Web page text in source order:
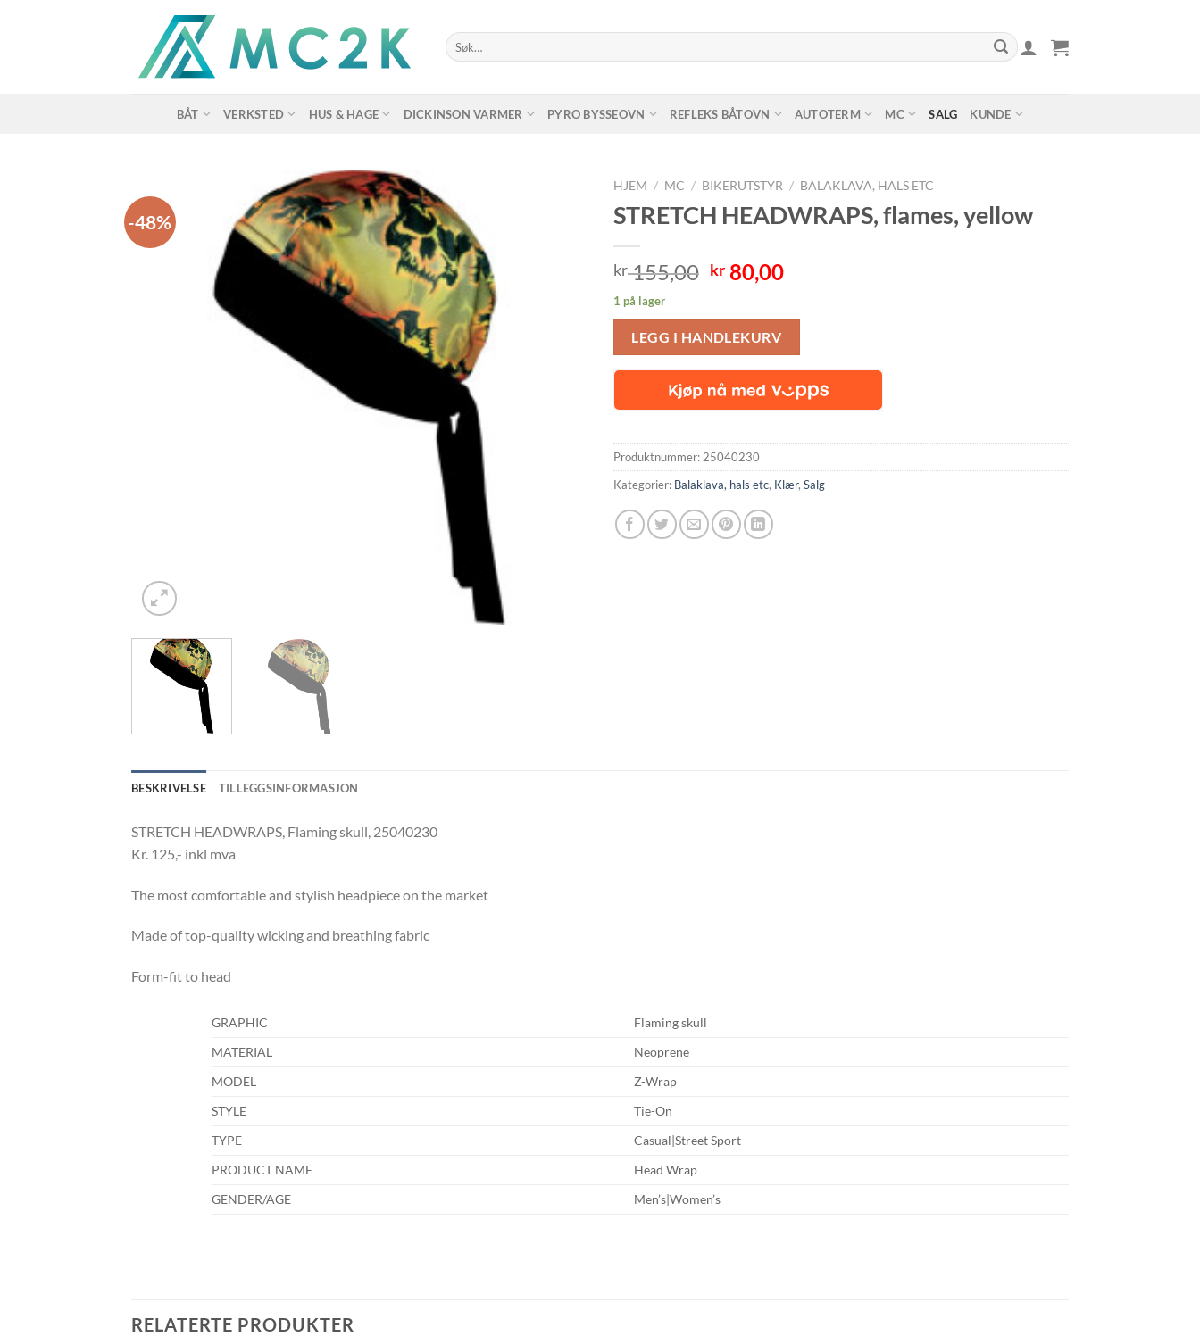
Søk
etter:
BÅT VERKSTED HUS & HAGE DICKINSON VARMER PYRO BYSSEOVN REFLEKS BÅTOVN AUTOTERM MC SALG KUNDE
-48%
HJEM / MC / BIKERUTSTYR / BALAKLAVA, HALS ETC
STRETCH HEADWRAPS, flames, yellow
kr155,00 Opprinnelig
var:
kr 155,00.
kr 80,00Nåværende
er:
1 på lager
LEGG I HANDLEKURV
Produktnummer: 25040230
Kategorier: Balaklava, hals etc, Klær, Salg
BESKRIVELSE TILLEGGSINFORMASJON
STRETCH HEADWRAPS, Flaming skull, 25040230
Kr. 125,- inkl mva
The most comfortable and stylish headpiece on the market
Made of top-quality wicking and breathing fabric
Form-fit to head
GRAPHIC
Flaming skull
MATERIAL
Neoprene
MODEL
Z-Wrap
STYLE
Tie-On
TYPE
Casual|Street Sport
PRODUCT NAME
Head Wrap
GENDER/AGE
Men’s|Women’s
RELATERTE PRODUKTER